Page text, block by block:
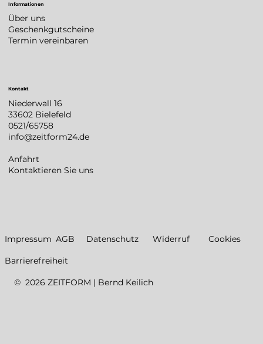
Informationen
Über uns
Geschenkgutscheine
Termin vereinbaren
Kontakt
Niederwall 16
33602 Bielefeld
0521/65758
info@zeitform24.de
Anfahrt
Kontaktieren Sie uns
Impressum AGB Datenschutz Widerruf Cookies
Barrierefreiheit
© 2026 ZEITFORM | Bernd Keilich